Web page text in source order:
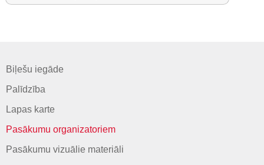
Biļešu iegāde
Palīdzība
Lapas karte
Pasākumu organizatoriem
Pasākumu vizuālie materiāli